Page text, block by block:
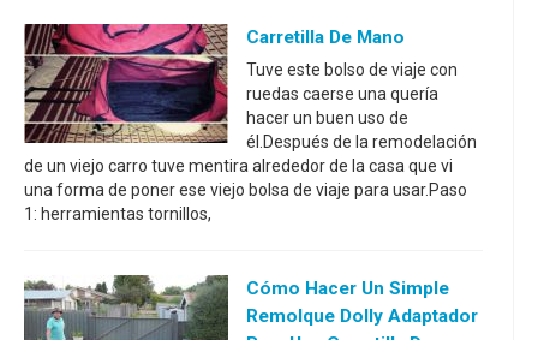
Carretilla De Mano
Tuve este bolso de viaje con
ruedas caerse una quería
hacer un buen uso de
él.Después de la remodelación
de un viejo carro tuve mentira alrededor de la casa que vi
una forma de poner ese viejo bolsa de viaje para usar.Paso
1: herramientas tornillos,
Cómo Hacer Un Simple
Remolque Dolly Adaptador